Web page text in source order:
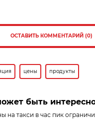
ОСТАВИТЬ КОММЕНТАРИЙ (0)
цены продукты
быть
на такси в час пик